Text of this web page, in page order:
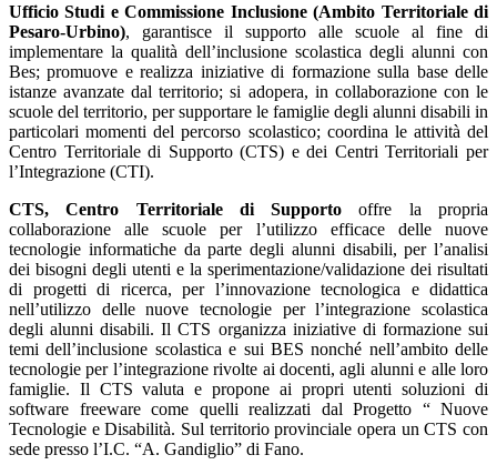
Ufficio Studi e Commissione Inclusione (Ambito Territoriale di
Pesaro-Urbino), garantisce il supporto alle scuole al fine di
implementare la qualità dell’inclusione scolastica degli alunni con
Bes; promuove e realizza iniziative di formazione sulla base delle
istanze avanzate dal territorio; si adopera, in collaborazione con le
scuole del territorio, per supportare le famiglie degli alunni disabili in
particolari momenti del percorso scolastico; coordina le attività del
Centro Territoriale di Supporto (CTS) e dei Centri Territoriali per
l’Integrazione (CTI).
CTS, Centro Territoriale di Supporto
offre la propria
collaborazione alle scuole per l’utilizzo efficace delle nuove
tecnologie informatiche da parte degli alunni disabili, per l’analisi
dei bisogni degli utenti e la sperimentazione/validazione dei risultati
di progetti di ricerca, per l’innovazione tecnologica e didattica
nell’utilizzo delle nuove tecnologie per l’integrazione scolastica
degli alunni disabili. Il CTS organizza iniziative di formazione sui
temi dell’inclusione scolastica e sui BES nonché nell’ambito delle
tecnologie per l’integrazione rivolte ai docenti, agli alunni e alle loro
famiglie. Il CTS valuta e propone ai propri utenti soluzioni di
software freeware come quelli realizzati dal Progetto “ Nuove
Tecnologie e Disabilità. Sul territorio provinciale opera un CTS con
sede presso l’I.C. “A. Gandiglio” di Fano.